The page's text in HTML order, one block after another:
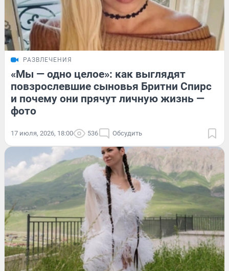
РАЗВЛЕЧЕНИЯ
«Мы — одно целое»: как выглядят
повзрослевшие сыновья Бритни Спирс
и почему они прячут личную жизнь —
фото
17 июля, 2026, 18:00 536 Обсудить